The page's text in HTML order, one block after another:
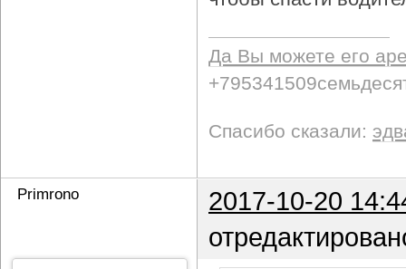
Да Вы можете его
Спасибо сказали:
Primrono
2017-10-20